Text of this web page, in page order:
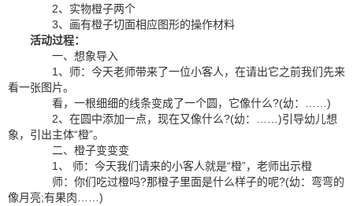
2、实物橙子两个
3、画有橙子切面相应图形的操作材料
活动过程：
一、想象导入
1、师：今天老师带来了一位小客人，在请出它之前我们先来
看一张图片。
看，一根细细的线条变成了一个圆，它像什么?(幼：……)
2、在圆中添加一点，现在又像什么?(幼：……)引导幼儿想
象，引出主体“橙”。
二、橙子变变变
1、 师：今天我们请来的小客人就是“橙”，老师出示橙
师：你们吃过橙吗?那橙子里面是什么样子的呢?(幼：弯弯的
像月亮;有果肉……)